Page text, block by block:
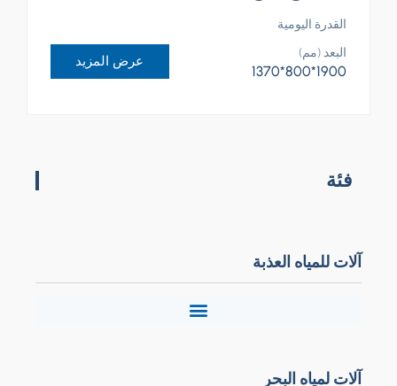
فئة
آلات للمياه العذبة
آلات لمياه البحر
القدرة اليومية
البعد (مم)
1900*800*1370
عرض المزيد